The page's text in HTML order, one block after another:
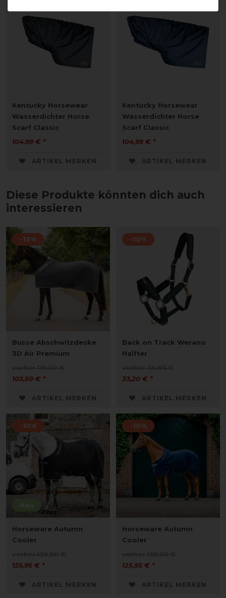
Kentucky Horsewear
Wasserdichter Horse
Scarf Classic
104,99 € *
ARTIKEL MERKEN
Kentucky Horsewear
Wasserdichter Horse
Scarf Classic
104,99 € *
ARTIKEL MERKEN
Diese Produkte könnten dich auch
interessieren
-13%
Busse Abschwitzdecke
3D Air Premium
vorher 119,00 €
103,50 € *
ARTIKEL MERKEN
-10%
Back on Track Werano
Halfter
vorher 36,85 €
33,20 € *
ARTIKEL MERKEN
Neu
-10%
Horseware Autumn
Cooler
vorher 139,90 €
125,95 € *
ARTIKEL MERKEN
-10%
Horseware Autumn
Cooler
vorher 139,90 €
125,95 € *
ARTIKEL MERKEN